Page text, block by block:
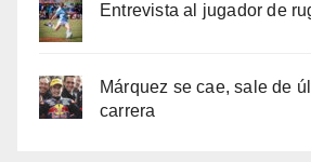
Entrevista al jugador de
Márquez se cae, sale de
carrera